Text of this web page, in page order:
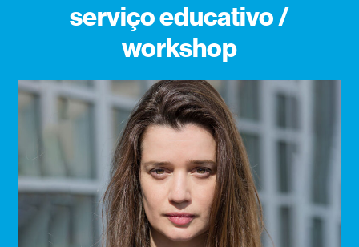
serviço educativo /
workshop